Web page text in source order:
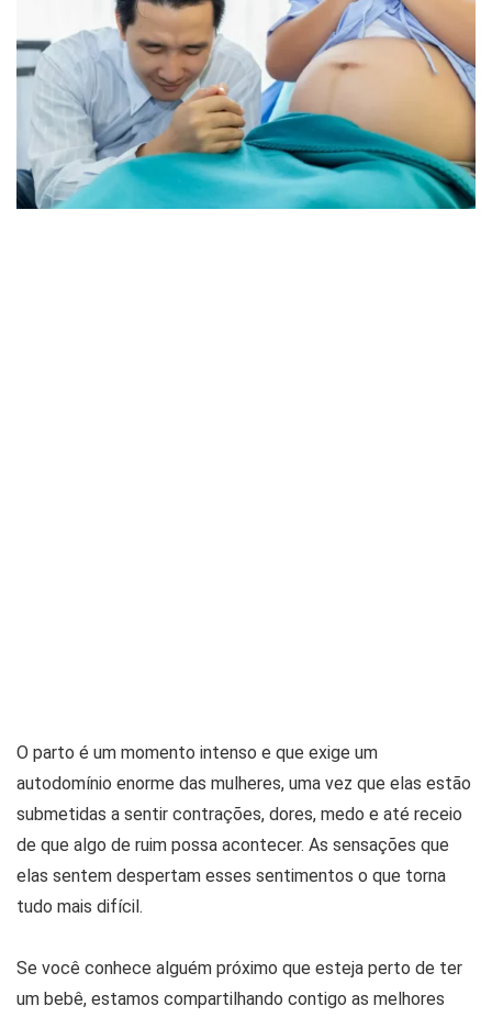
O parto é um momento intenso e que exige um
autodomínio enorme das mulheres, uma vez que elas estão
submetidas a sentir contrações, dores, medo e até receio
de que algo de ruim possa acontecer. As sensações que
elas sentem despertam esses sentimentos o que torna
tudo mais difícil.
Se você conhece alguém próximo que esteja perto de ter
um bebê, estamos compartilhando contigo as melhores